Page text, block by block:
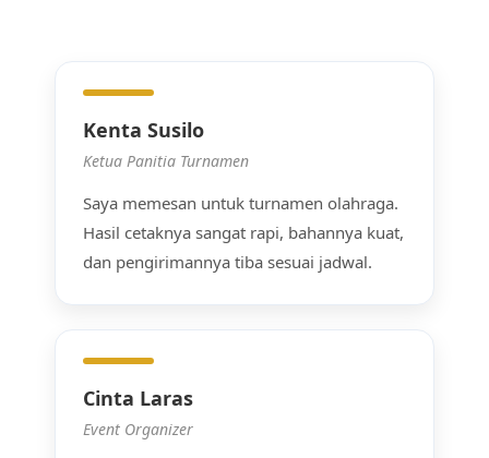
Kenta Susilo
Ketua Panitia Turnamen
Saya memesan untuk turnamen olahraga.
Hasil cetaknya sangat rapi, bahannya kuat,
dan pengirimannya tiba sesuai jadwal.
Cinta Laras
Event Organizer